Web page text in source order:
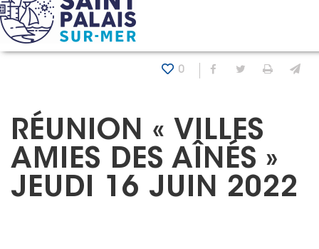
Panneau de gestion des cookies
Accueil Actualités
0 Partager sur
Partager
RÉUNION « VILLES
AMIES DES AÎNÉS »
JEUDI 16 JUIN 2022